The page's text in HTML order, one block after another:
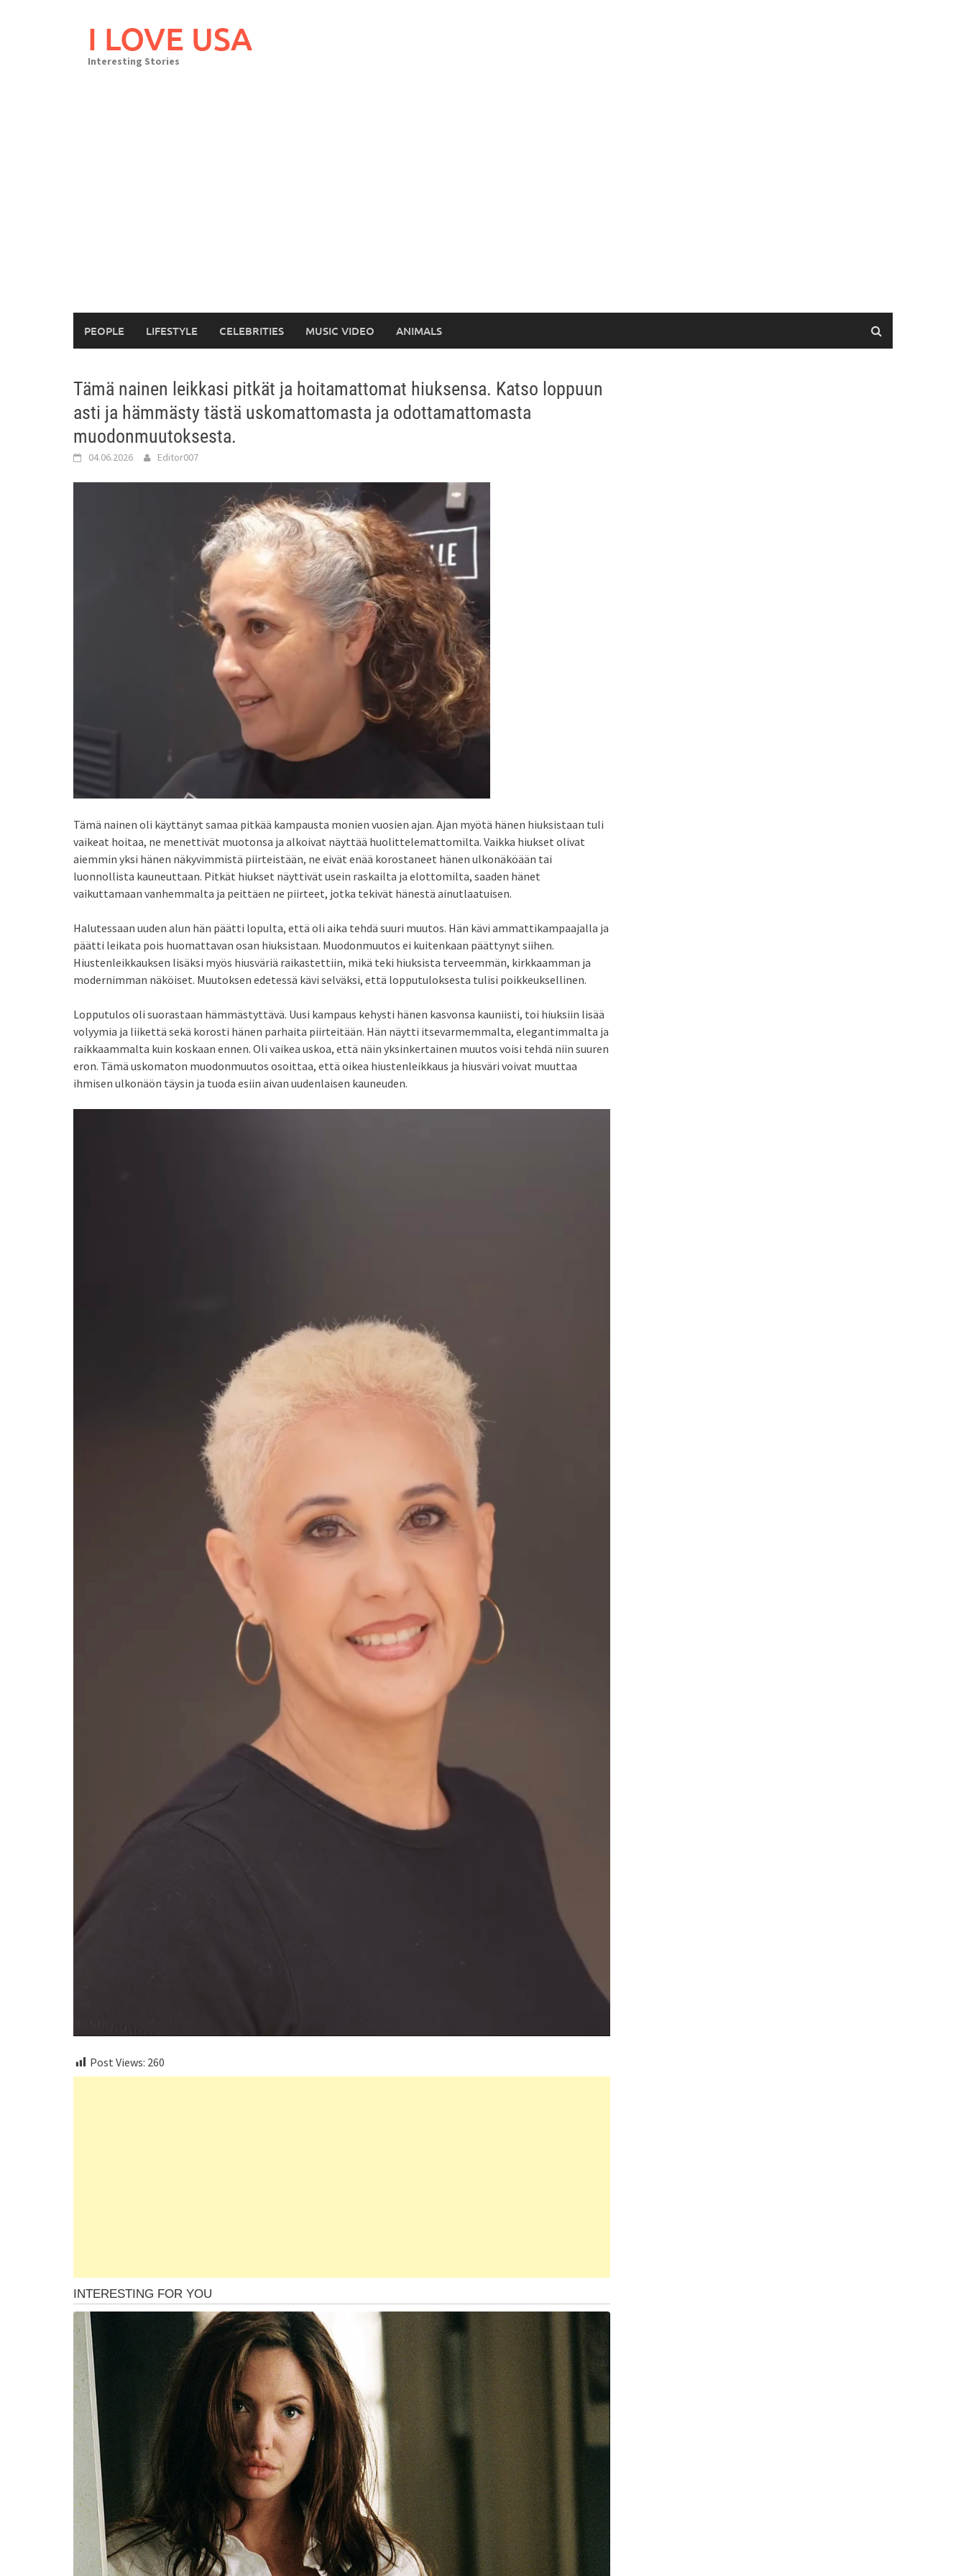
I LOVE USA
Interesting Stories
PEOPLE LIFESTYLE CELEBRITIES MUSIC VIDEO ANIMALS
Tämä nainen leikkasi pitkät ja hoitamattomat hiuksensa. Katso loppuun
asti ja hämmästy tästä uskomattomasta ja odottamattomasta
muodonmuutoksesta.
04.06.2026 Editor007
Tämä nainen oli käyttänyt samaa pitkää kampausta monien vuosien ajan. Ajan myötä hänen hiuksistaan tuli
vaikeat hoitaa, ne menettivät muotonsa ja alkoivat näyttää huolittelemattomilta. Vaikka hiukset olivat
aiemmin yksi hänen näkyvimmistä piirteistään, ne eivät enää korostaneet hänen ulkonäköään tai
luonnollista kauneuttaan. Pitkät hiukset näyttivät usein raskailta ja elottomilta, saaden hänet
vaikuttamaan vanhemmalta ja peittäen ne piirteet, jotka tekivät hänestä ainutlaatuisen.
Halutessaan uuden alun hän päätti lopulta, että oli aika tehdä suuri muutos. Hän kävi ammattikampaajalla ja
päätti leikata pois huomattavan osan hiuksistaan. Muodonmuutos ei kuitenkaan päättynyt siihen.
Hiustenleikkauksen lisäksi myös hiusväriä raikastettiin, mikä teki hiuksista terveemmän, kirkkaamman ja
modernimman näköiset. Muutoksen edetessä kävi selväksi, että lopputuloksesta tulisi poikkeuksellinen.
Lopputulos oli suorastaan hämmästyttävä. Uusi kampaus kehysti hänen kasvonsa kauniisti, toi hiuksiin lisää
volyymia ja liikettä sekä korosti hänen parhaita piirteitään. Hän näytti itsevarmemmalta, elegantimmalta ja
raikkaammalta kuin koskaan ennen. Oli vaikea uskoa, että näin yksinkertainen muutos voisi tehdä niin suuren
eron. Tämä uskomaton muodonmuutos osoittaa, että oikea hiustenleikkaus ja hiusväri voivat muuttaa
ihmisen ulkonäön täysin ja tuoda esiin aivan uudenlaisen kauneuden.
Post Views: 260